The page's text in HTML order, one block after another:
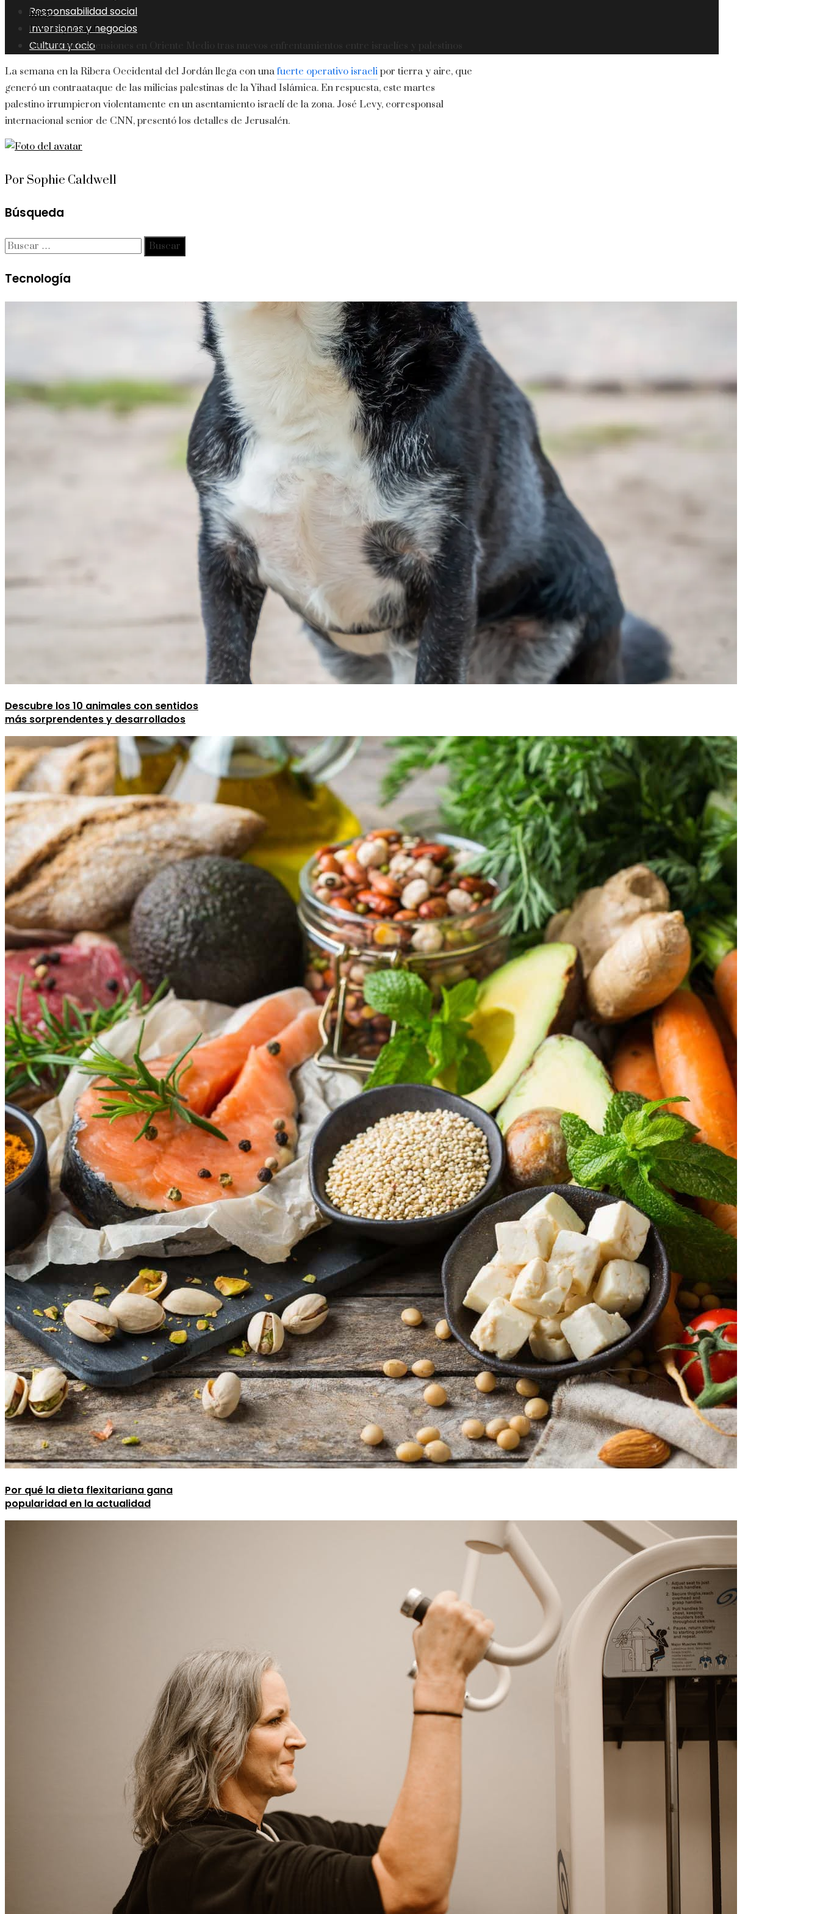
Responsabilidad social
Inversiones y negocios
Cultura y ocio
Inicio
Uncategorized
Aumentan las tensiones en Oriente Medio tras nuevos enfrentamientos entre israelíes y palestinos
La semana en la Ribera Occidental del Jordán llega con una fuerte operativo israeli por tierra y aire, que
generó un contraataque de las milicias palestinas de la Yihad Islámica. En respuesta, este martes
palestino irrumpieron violentamente en un asentamiento israelí de la zona. José Levy, corresponsal
internacional senior de CNN, presentó los detalles de Jerusalén.
Por Sophie Caldwell
Búsqueda
Buscar:
Tecnología
Descubre los 10 animales con sentidos
más sorprendentes y desarrollados
Por qué la dieta flexitariana gana
popularidad en la actualidad